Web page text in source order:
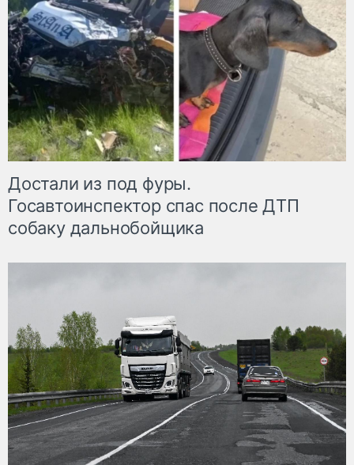
Достали из под фуры.
Госавтоинспектор спас после ДТП
собаку дальнобойщика